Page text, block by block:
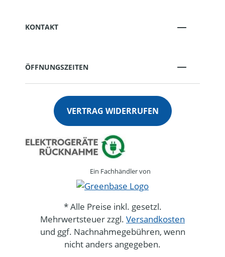
KONTAKT
ÖFFNUNGSZEITEN
VERTRAG WIDERRUFEN
Ein Fachhändler von
* Alle Preise inkl. gesetzl.
Mehrwertsteuer zzgl. Versandkosten
und ggf. Nachnahmegebühren, wenn
nicht anders angegeben.